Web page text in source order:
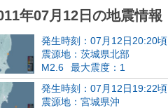
年07月12日の地震情報
発生時刻：07月12日20:20頃
震源地：茨城県北部
M2.6
最大震度：1
発生時刻：07月12日19:22頃
震源地：宮城県沖